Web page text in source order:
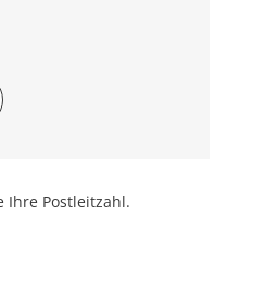
Relaxfunktion
Ihre Postleitzahl.